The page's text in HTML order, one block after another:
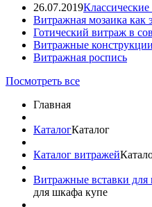
26.07.2019
Витражная мозаика как
Готический витраж в
Витражные
Витражная роспись
Посмотреть все
Главная
КаталогКаталог
Каталог витражей
Витражные вставки для
для шкафа купе